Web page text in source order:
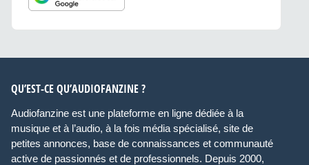
QU’EST-CE QU’AUDIOFANZINE ?
Audiofanzine est une plateforme en ligne dédiée à la
musique et à l’audio, à la fois média spécialisé, site de
petites annonces, base de connaissances et communauté
active de passionnés et de professionnels. Depuis 2000,